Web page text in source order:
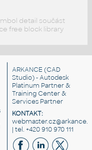
detail součást
free block library
ARKANCE (CAD
Studio) - Autodesk
Platinum Partner &
Training Center &
Services Partner
KONTAKT:
| tel. +420 910 970 111